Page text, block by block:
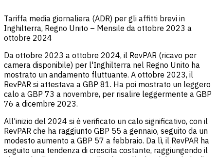
Tariffa media giornaliera (ADR) per gli affitti brevi in
Inghilterra, Regno Unito – Mensile da ottobre 2023 a
ottobre 2024
Da ottobre 2023 a ottobre 2024, il RevPAR (ricavo per
camera disponibile) per l'Inghilterra nel Regno Unito ha
mostrato un andamento fluttuante. A ottobre 2023, il
RevPAR si attestava a GBP 81. Ha poi mostrato un leggero
calo a GBP 73 a novembre, per risalire leggermente a GBP
76 a dicembre 2023.
All'inizio del 2024 si è verificato un calo significativo, con il
RevPAR che ha raggiunto GBP 55 a gennaio, seguito da un
modesto aumento a GBP 57 a febbraio. Da lì, il RevPAR ha
seguito una tendenza di crescita costante, raggiungendo il